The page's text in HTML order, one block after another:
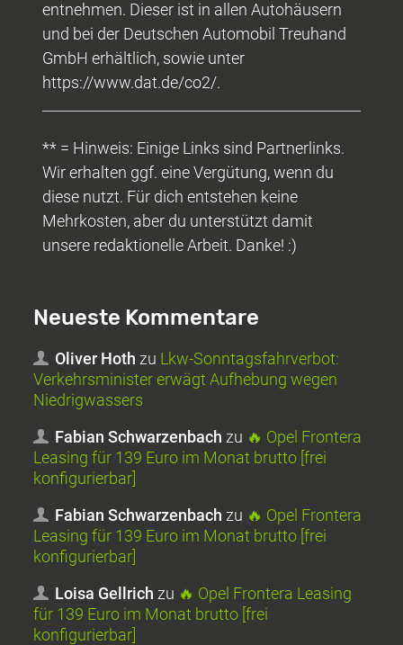
entnehmen. Dieser ist in allen Autohäusern
und bei der Deutschen Automobil Treuhand
GmbH erhältlich, sowie unter
https://www.dat.de/co2/.
** = Hinweis: Einige Links sind Partnerlinks.
Wir erhalten ggf. eine Vergütung, wenn du
diese nutzt. Für dich entstehen keine
Mehrkosten, aber du unterstützt damit
unsere redaktionelle Arbeit. Danke! :)
Neueste Kommentare
Oliver Hoth zu Lkw-Sonntagsfahrverbot:
Verkehrsminister erwägt Aufhebung wegen
Niedrigwassers
Fabian Schwarzenbach zu 🔥 Opel Frontera
Leasing für 139 Euro im Monat brutto [frei
konfigurierbar]
Fabian Schwarzenbach zu 🔥 Opel Frontera
Leasing für 139 Euro im Monat brutto [frei
konfigurierbar]
Loisa Gellrich zu 🔥 Opel Frontera Leasing
für 139 Euro im Monat brutto [frei
konfigurierbar]